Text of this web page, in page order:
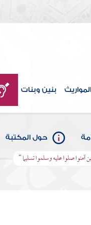
المواريث بنين وبنات
حول المكتبة
آمنوا صلوا عليه وسلموا تسليما "